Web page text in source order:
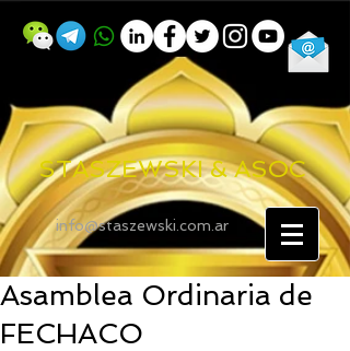
STASZEWSKI & ASOC
info@staszewski.com.ar
Asamblea Ordinaria de
FECHACO